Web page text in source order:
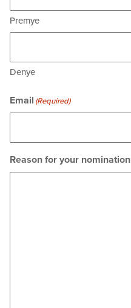
Premye
Denye
Email (Required)
Reason for your nomination